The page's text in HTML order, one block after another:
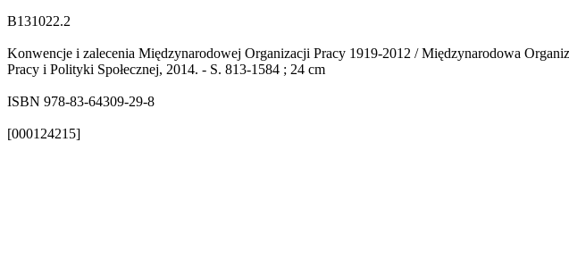
B131022.2
Konwencje i zalecenia Międzynarodowej Organizacji Pracy 1919-2012 / Międzynarodowa
Pracy i Polityki Społecznej, 2014. - S. 813-1584 ; 24 cm
ISBN 978-83-64309-29-8
[000124215]